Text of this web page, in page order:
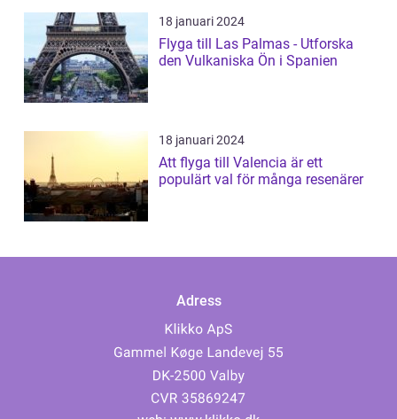
18 januari 2024
Flyga till Las Palmas - Utforska
den Vulkaniska Ön i Spanien
18 januari 2024
Att flyga till Valencia är ett
populärt val för många resenärer
Adress